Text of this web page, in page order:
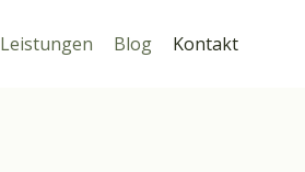
Leistungen Blog Kontakt